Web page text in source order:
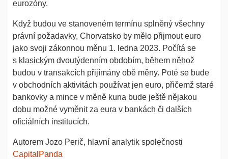
eurozóny.
Když budou ve stanoveném termínu splněný všechny
právní požadavky, Chorvatsko by mělo přijmout euro
jako svoji zákonnou měnu 1. ledna 2023. Počítá se
s klasickým dvoutýdenním obdobím, během něhož
budou v transakcích přijímány obě měny. Poté se bude
v obchodních aktivitách používat jen euro, přičemž staré
bankovky a mince v měně kuna bude ještě nějakou
dobu možné vyměnit za eura v bankách či dalších
oficiálních institucích.
Autorem Jozo Perič, hlavní analytik společnosti
CapitalPanda